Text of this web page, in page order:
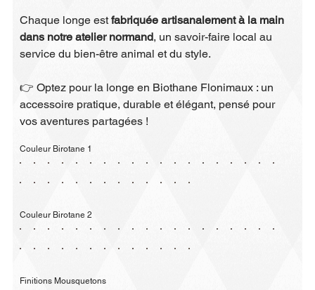
Chaque longe estfabriquée artisanalement à la main
dans notre atelier normand, un savoir-faire local au
service du bien-être animal et du style.
👉 Optez pour la longe en Biothane Flonimaux : un
accessoire pratique, durable et élégant, pensé pour
vos aventures partagées !
Couleur Birotane 1
Couleur Birotane 2
Finitions Mousquetons